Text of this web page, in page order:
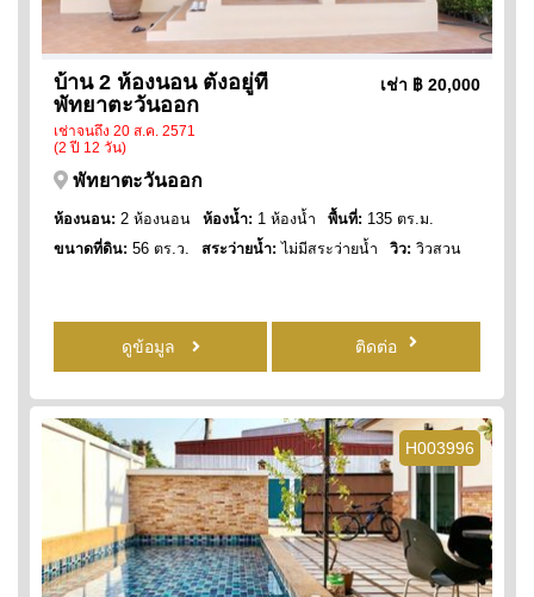
บ้าน 2 ห้องนอน ตั้งอยู่ที่
พัทยาตะวันออก
เช่าจนถึง 20 ส.ค. 2571
(2 ปี 12 วัน)
เช่า ฿ 20,000
พัทยาตะวันออก
ห้องนอน: 2 ห้องนอน ห้องน้ำ: 1 ห้องน้ำ พื้นที่: 135 ตร.ม.
ขนาดที่ดิน: 56 ตร.ว. สระว่ายน้ำ: ไม่มีสระว่ายน้ำ วิว: วิวสวน
ดูข้อมูล ติดต่อ
H003996